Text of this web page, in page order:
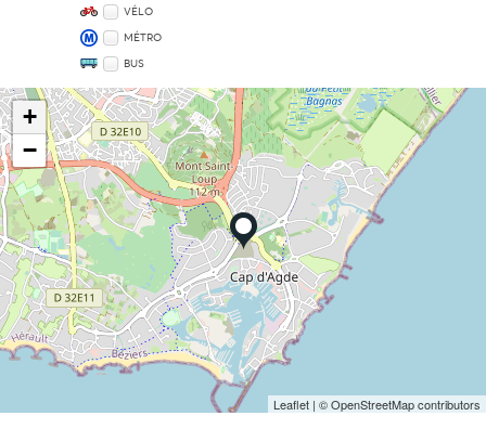
VÉLO
MÉTRO
BUS
+
−
Leaflet | © OpenStreetMap contributors